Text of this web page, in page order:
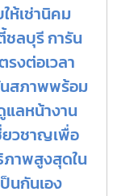
ห้เช่านิคม
ชลบุรี การัน
งต่อเวลา
สภาพพร้อม
แลหน้างาน
ยวชาญเพื่อ
ภาพสูงสุดใน
นกันเอง